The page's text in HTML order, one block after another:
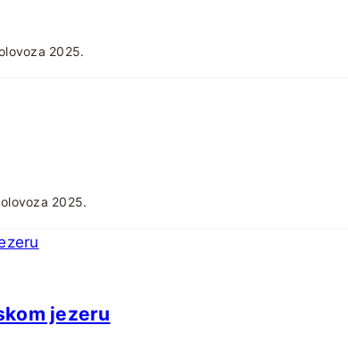
2025.
2025.
jezeru